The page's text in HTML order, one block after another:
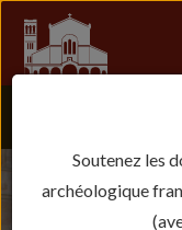
Soutenez les
archéologique